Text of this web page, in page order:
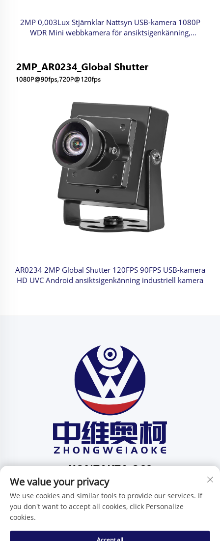
2MP 0,003Lux Stjärnklar Nattsyn USB-kamera 1080P
WDR Mini webbkamera för ansiktsigenkänning,
AR0234 2MP Global Shutter 120FPS 90FPS USB-kamera
HD UVC Android ansiktsigenkänning industriell kamera
KONTAKTA OSS
Add: 201, Huafenggatan 1, Pingdi-community,
underdistriktet Pingdi, Shenzhen, Guangdong, Kina
Tel: +86-15986647296
We value your privacy
We use cookies and similar tools to provide our services. If
you don't want to accept all cookies, click Personalize
cookies.